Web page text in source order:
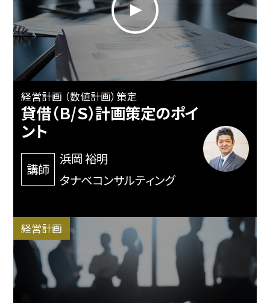
経営計画 （数値計画）策定
貸借（Ｂ/Ｓ）計画策定のポイ
ント
講師
浜岡 裕明
タナベコンサルティング
経営計画